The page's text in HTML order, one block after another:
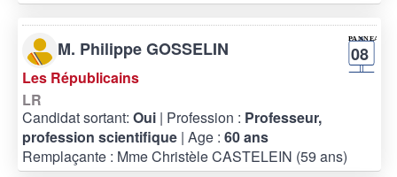
M. Philippe GOSSELIN 08
Les Républicains
LR
Candidat sortant: Oui | Profession : Professeur,
profession scientifique | Age : 60 ans
Remplaçante : Mme Christèle CASTELEIN (59 ans)